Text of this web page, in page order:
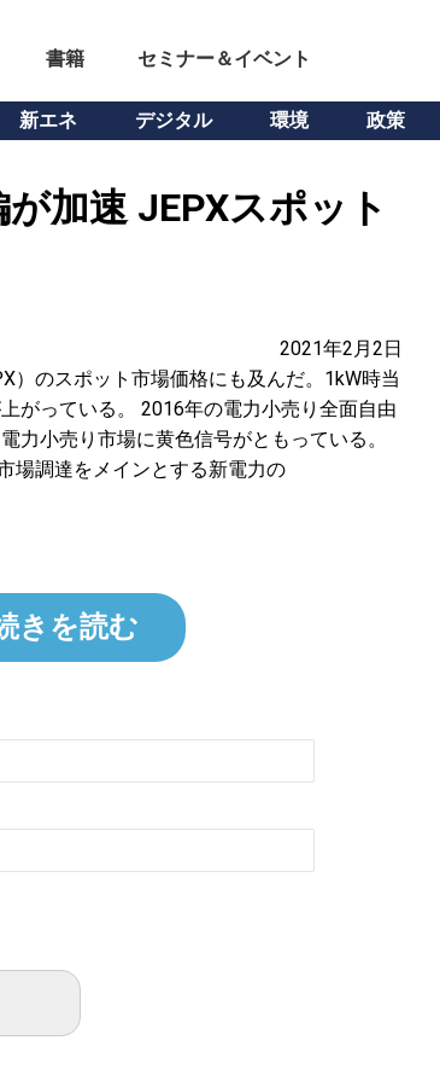
書籍 セミナー＆イベント
新エネ デジタル 環境 政策
加速 JEPXスポット
2021年2月2日
）のスポット市場価格にも及んだ。1kW時当
がっている。 2016年の電力小売り全面自由
力小売り市場に黄色信号がともっている。
場調達をメインとする新電力の
きを読む